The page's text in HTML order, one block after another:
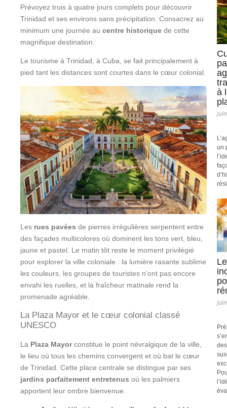
Prévoyez trois à quatre jours complets pour découvrir
Trinidad et ses environs sans précipitation. Consacrez au
minimum une journée au centre historique de cette
magnifique destination.
Le tourisme à Trinidad, à Cuba, se fait principalement à
pied tant les distances sont courtes dans le cœur colonial.
Les rues pavées de pierres irrégulières serpentent entre
des façades multicolores où dominent les tons vert, bleu,
jaune et pastel. Le matin tôt reste le moment privilégié
pour explorer la ville coloniale : la lumière rasante sublime
les couleurs, les groupes de touristes n’ont pas encore
envahi les ruelles, et la fraîcheur matinale rend la
promenade agréable.
La Plaza Mayor et le cœur colonial classé
UNESCO
La Plaza Mayorconstitue le point névralgique de la ville,
le lieu où tous les chemins convergent et où bat le cœur
de Trinidad. Cette place centrale se distingue par ses
jardins parfaitement entretenus où les palmiers
apportent leur ombre bienvenue.
à
un